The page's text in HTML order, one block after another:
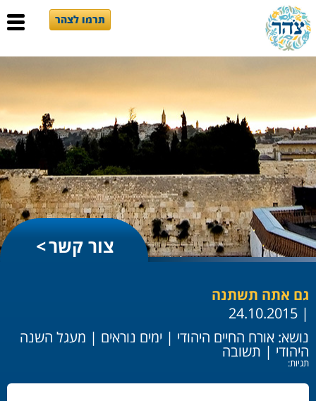
תרמו לצהר
צור קשר
גם אתה תשתנה
| 24.10.2015
נושא: אורח החיים היהודי | ימים נוראים | מעגל השנה
היהודי | תשובה
תגיות: